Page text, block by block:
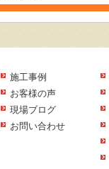
施工事例
お客様の声
現場ブログ
お問い合わせ